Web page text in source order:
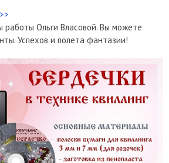
Ольги Власовой. Вы можете
Успехов и полета фантазии!